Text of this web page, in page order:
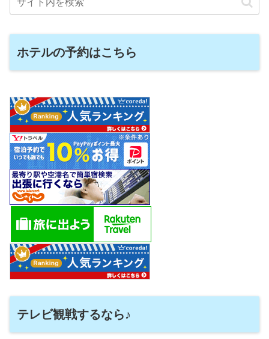
ホテルの予約はこちら
テレビ観戦するなら♪